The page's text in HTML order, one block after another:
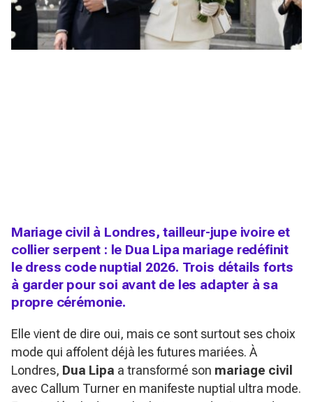
Mariage civil à Londres, tailleur-jupe ivoire et
collier serpent : le Dua Lipa mariage redéfinit
le dress code nuptial 2026. Trois détails forts
à garder pour soi avant de les adapter à sa
propre cérémonie.
Elle vient de dire oui, mais ce sont surtout ses choix
mode qui affolent déjà les futures mariées. À
Londres, Dua Lipa a transformé son mariage civil
avec Callum Turner en manifeste nuptial ultra mode.